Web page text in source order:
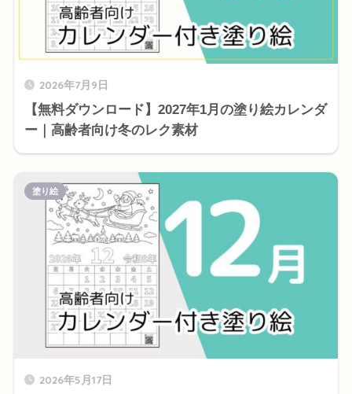
2026年7月9日
【無料ダウンロード】2027年1月の塗り絵カレンダ
ー｜高齢者向け冬のレク素材
2026年5月17日
塗り絵